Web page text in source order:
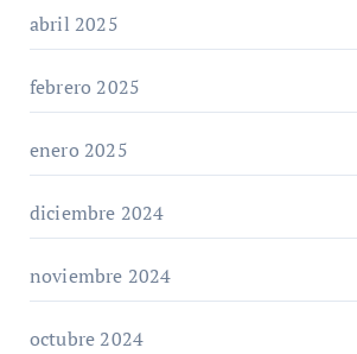
abril 2025
febrero 2025
enero 2025
diciembre 2024
noviembre 2024
octubre 2024